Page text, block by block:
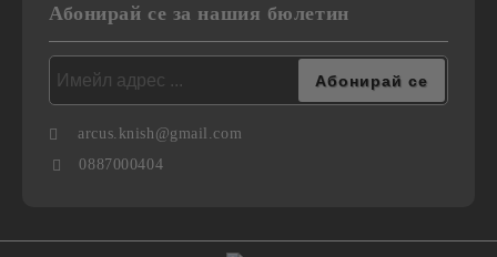
Абонирай се за нашия бюлетин
arcus.knish@gmail.com
0887000404